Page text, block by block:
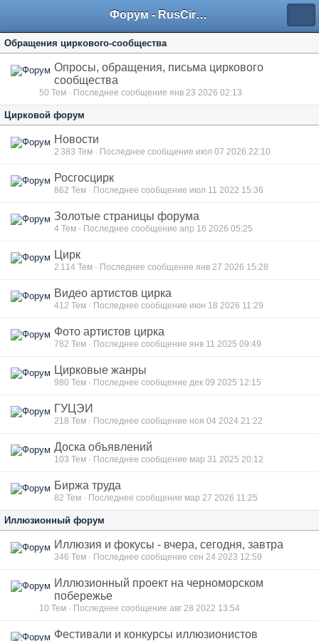
Форум - RusCircus.ru
Обращения циркового-сообщества
Опросы, обращения, письма циркового
сообщества
50 Тем · Последнее сообщение янв 23 2026 02:13
Цирковой форум
Новости
2 383 Тем · Последнее сообщение июл 07 2026 22:10
Росгосцирк
862 Тем · Последнее сообщение июл 11 2022 15:36
Золотые страницы форума
4 Тем · Последнее сообщение апр 16 2026 05:25
Цирк
2 114 Тем · Последнее сообщение янв 27 2026 15:28
Видео артистов цирка
412 Тем · Последнее сообщение июн 18 2026 11:29
Фото артистов цирка
782 Тем · Последнее сообщение янв 11 2025 09:49
Цирковые жанры
980 Тем · Последнее сообщение дек 09 2025 12:15
ГУЦЭИ
218 Тем · Последнее сообщение ноя 04 2024 21:22
Доска объявлений
103 Тем · Последнее сообщение мар 31 2025 20:12
Биржа труда
82 Тем · Последнее сообщение мар 27 2026 11:25
Иллюзионный форум
Иллюзия и фокусы - вчера, сегодня, завтра
346 Тем · Последнее сообщение сен 24 2023 12:59
Иллюзионный проект на черноморском
побережье
10 Тем · Последнее сообщение авг 28 2022 13:54
Фестивали и конкурсы иллюзионистов